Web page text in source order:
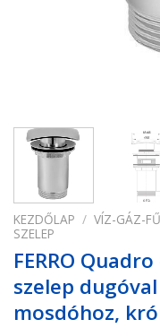
KEZDŐLAP / VÍZ-GÁZ-
SZELEP
FERRO
szelep
mosdóhoz,